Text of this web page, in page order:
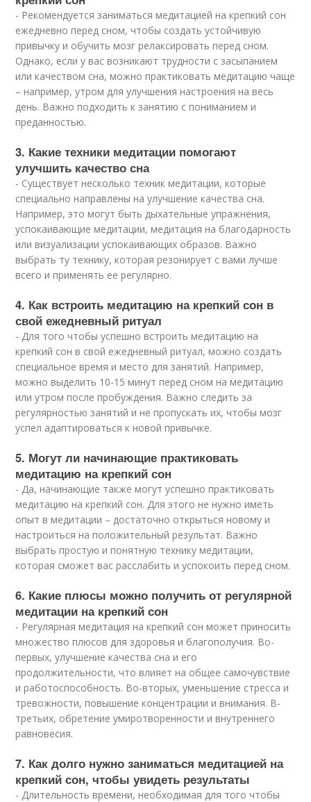
- Рекомендуется заниматься медитацией на крепкий сон
ежедневно перед сном, чтобы создать устойчивую
привычку и обучить мозг релаксировать перед сном.
Однако, если у вас возникают трудности с засыпанием
или качеством сна, можно практиковать медитацию чаще
– например, утром для улучшения настроения на весь
день. Важно подходить к занятию с пониманием и
преданностью.
3. Какие техники медитации помогают
улучшить качество сна
- Существует несколько техник медитации, которые
специально направлены на улучшение качества сна.
Например, это могут быть дыхательные упражнения,
успокаивающие медитации, медитация на благодарность
или визуализации успокаивающих образов. Важно
выбрать ту технику, которая резонирует с вами лучше
всего и применять ее регулярно.
4. Как встроить медитацию на крепкий сон в
свой ежедневный ритуал
- Для того чтобы успешно встроить медитацию на
крепкий сон в свой ежедневный ритуал, можно создать
специальное время и место для занятий. Например,
можно выделить 10-15 минут перед сном на медитацию
или утром после пробуждения. Важно следить за
регулярностью занятий и не пропускать их, чтобы мозг
успел адаптироваться к новой привычке.
5. Могут ли начинающие практиковать
медитацию на крепкий сон
- Да, начинающие также могут успешно практиковать
медитацию на крепкий сон. Для этого не нужно иметь
опыт в медитации – достаточно открыться новому и
настроиться на положительный результат. Важно
выбрать простую и понятную технику медитации,
которая сможет вас расслабить и успокоить перед сном.
6. Какие плюсы можно получить от регулярной
медитации на крепкий сон
- Регулярная медитация на крепкий сон может приносить
множество плюсов для здоровья и благополучия. Во-
первых, улучшение качества сна и его
продолжительности, что влияет на общее самочувствие
и работоспособность. Во-вторых, уменьшение стресса и
тревожности, повышение концентрации и внимания. В-
третьих, обретение умиротворенности и внутреннего
равновесия.
7. Как долго нужно заниматься медитацией на
крепкий сон, чтобы увидеть результаты
- Длительность времени, необходимая для того чтобы